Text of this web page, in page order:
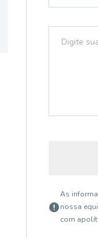
As
nossa
com a